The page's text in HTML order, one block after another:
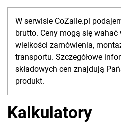
W serwisie CoZaIle.pl
brutto. Ceny mogą się wahać
wielkości zamówienia,
transportu. Szczegółowe
składowych cen znajdują
produkt.
Kalkulatory